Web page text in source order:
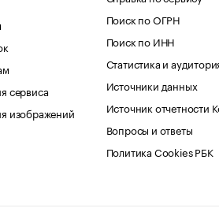
сервиса
изображений
Поиск по ОГРН
Поиск по ИНН
Статистика и
Источники данных
Источник отчетности
Вопросы и ответы
Политика Cookies РБК